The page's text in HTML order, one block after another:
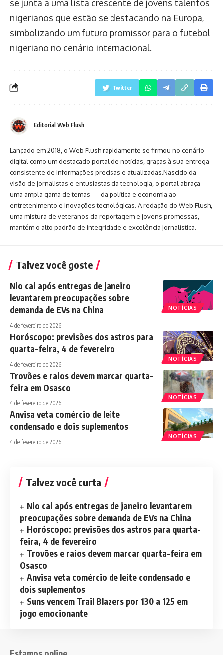
se junta a uma lista crescente de jovens talentos
nigerianos que estão se destacando na Europa,
simbolizando um futuro promissor para o futebol
nigeriano no cenário internacional.
Twitter
Editorial Web Flush
Lançado em 2018, o Web Flush rapidamente se firmou no cenário
digital como um destacado portal de notícias, graças à sua entrega
consistente de informações precisas e atualizadas.Nascido da
visão de jornalistas e entusiastas da tecnologia, o portal abraça
uma ampla gama de temas — da política e economia ao
entretenimento e inovações tecnológicas. A redação do Web Flush,
uma mistura de veteranos da reportagem e jovens promessas,
mantém o alto padrão de integridade e excelência jornalística.
Talvez você goste
NOTÍCIAS
Nio cai após entregas de janeiro
levantarem preocupações sobre
demanda de EVs na China
4 de fevereiro de 2026
NOTÍCIAS
Horóscopo: previsões dos astros para
quarta-feira, 4 de fevereiro
4 de fevereiro de 2026
NOTÍCIAS
Trovões e raios devem marcar quarta-
feira em Osasco
4 de fevereiro de 2026
NOTÍCIAS
Anvisa veta comércio de leite
condensado e dois suplementos
4 de fevereiro de 2026
Talvez você curta
Nio cai após entregas de janeiro levantarem
preocupações sobre demanda de EVs na China
Horóscopo: previsões dos astros para quarta-
feira, 4 de fevereiro
Trovões e raios devem marcar quarta-feira em
Osasco
Anvisa veta comércio de leite condensado e
dois suplementos
Suns vencem Trail Blazers por 130 a 125 em
jogo emocionante